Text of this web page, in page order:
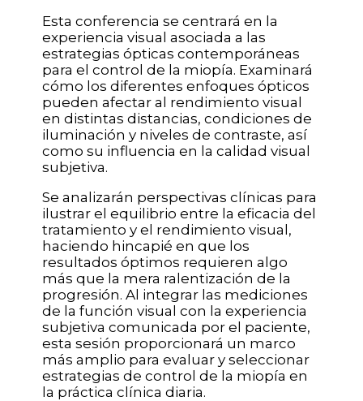
Esta conferencia se centrará en la
experiencia visual asociada a las
estrategias ópticas contemporáneas
para el control de la miopía. Examinará
cómo los diferentes enfoques ópticos
pueden afectar al rendimiento visual
en distintas distancias, condiciones de
iluminación y niveles de contraste, así
como su influencia en la calidad visual
subjetiva.
Se analizarán perspectivas clínicas para
ilustrar el equilibrio entre la eficacia del
tratamiento y el rendimiento visual,
haciendo hincapié en que los
resultados óptimos requieren algo
más que la mera ralentización de la
progresión. Al integrar las mediciones
de la función visual con la experiencia
subjetiva comunicada por el paciente,
esta sesión proporcionará un marco
más amplio para evaluar y seleccionar
estrategias de control de la miopía en
la práctica clínica diaria.